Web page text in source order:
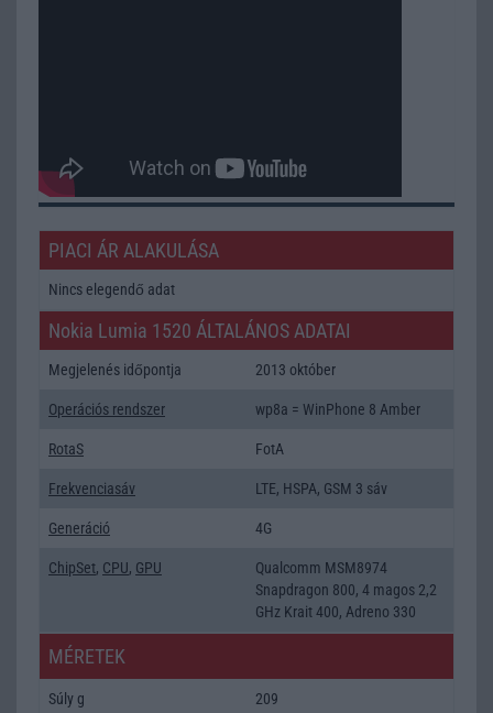
PIACI ÁR ALAKULÁSA
Nincs elegendő adat
Nokia Lumia 1520 ÁLTALÁNOS ADATAI
Megjelenés időpontja 2013 október
Operációs rendszer wp8a = WinPhone 8 Amber
RotaS FotA
Frekvenciasáv LTE, HSPA, GSM 3 sáv
Generáció 4G
ChipSet, CPU, GPU
Qualcomm MSM8974
Snapdragon 800, 4 magos 2,2
GHz Krait 400, Adreno 330
MÉRETEK
Súly g 209